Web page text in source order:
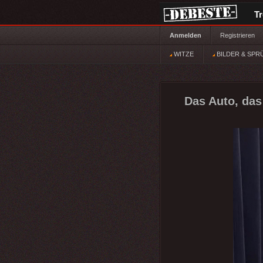
Anmelden Registrieren
WITZE BILDER &
Das Auto,